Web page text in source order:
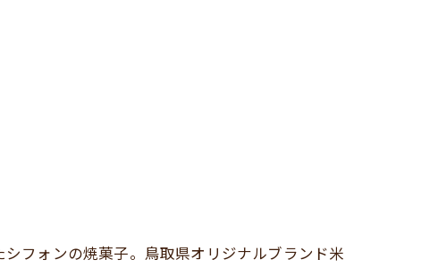
フォンの焼菓子。鳥取県オリジナルブランド米